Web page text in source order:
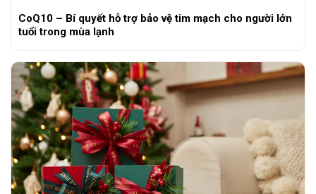
CoQ10 – Bí quyết hỗ trợ bảo vệ tim mạch cho người lớn
tuổi trong mùa lạnh